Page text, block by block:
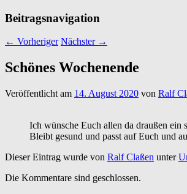
Beitragsnavigation
← Vorheriger Nächster →
Schönes Wochenende
Veröffentlicht am 14. August 2020 von Ralf
Ich wünsche Euch allen da draußen ein
Bleibt gesund und passt auf Euch und
Dieser Eintrag wurde von Ralf Claßen unter
Die Kommentare sind geschlossen.